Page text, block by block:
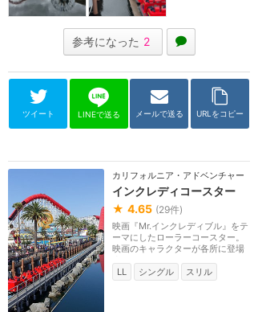
参考になった 2
ツイート LINEで送る メールで送る URLをコピー
カリフォルニア・アドベンチャー
インクレディコースター
★ 4.65 (29件)
映画『Mr.インクレディブル』をテ
ーマにしたローラーコースター。
映画のキャラクターが各所に登場
LL
シングル スリル